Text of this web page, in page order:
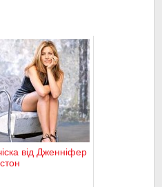
від Дженніфер